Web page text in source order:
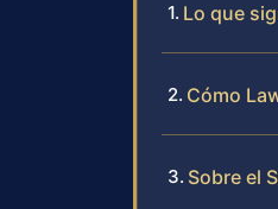
Lo que
Cómo
Sobre el